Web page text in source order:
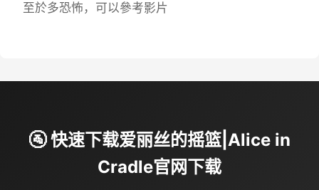
至於多恐怖，可以參考影片
🚰 快速下载爱丽丝的摇篮|Alice in
Cradle官网下载